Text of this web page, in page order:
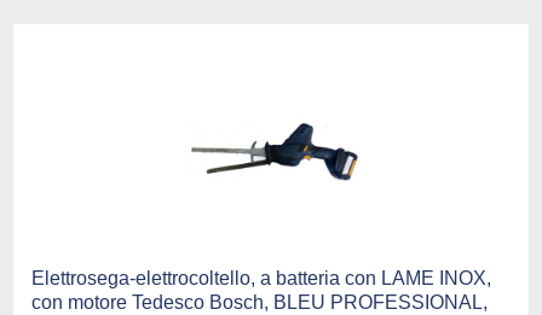
Elettrosega-elettrocoltello, a batteria con LAME INOX,
con motore Tedesco Bosch, BLEU PROFESSIONAL,